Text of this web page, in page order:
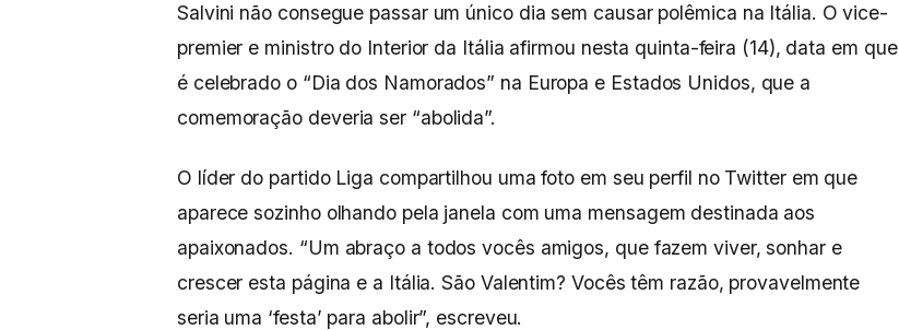
Salvini não consegue passar um único dia sem causar polêmica na Itália. O vice-
premier e ministro do Interior da Itália afirmou nesta quinta-feira (14), data em que
é celebrado o “Dia dos Namorados” na Europa e Estados Unidos, que a
comemoração deveria ser “abolida”.
O líder do partido Liga compartilhou uma foto em seu perfil no Twitter em que
aparece sozinho olhando pela janela com uma mensagem destinada aos
apaixonados. “Um abraço a todos vocês amigos, que fazem viver, sonhar e
crescer esta página e a Itália. São Valentim? Vocês têm razão, provavelmente
seria uma ‘festa’ para abolir”, escreveu.